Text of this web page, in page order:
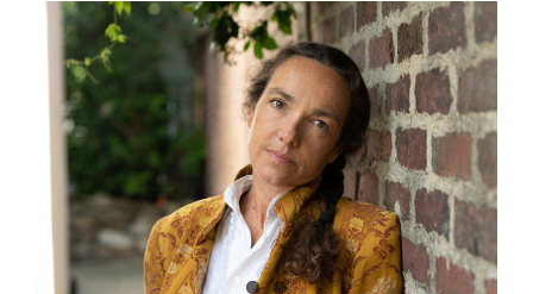
Voir
l'image
agrandie